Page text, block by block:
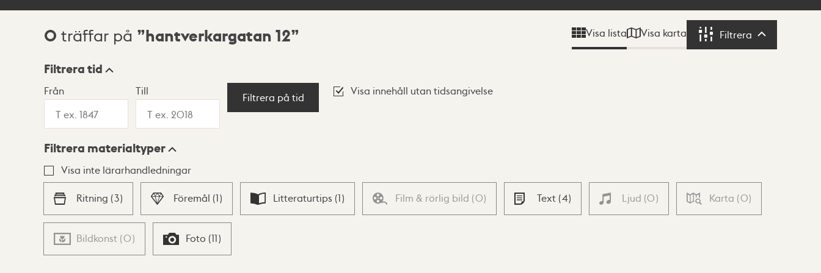
Sökresultat
0 träffar på hantverkargatan 12 Visa lista Visa karta Filtrera Filtrera
Visningsläge
Lista Karta
Filtrera tid
Från Till
Filtrera på tid
Visa innehåll utan tidsangivelse
Filtrera materialtyper
Visa inte lärarhandledningar
Ritning (3) Föremål (1) Litteraturtips (1) Film & rörlig bild (0) Text (4) Ljud (0) Karta (0)
Bildkonst (0) Foto (11)